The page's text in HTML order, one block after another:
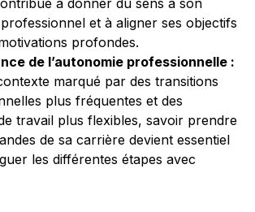
à donner du sens à son
et à aligner ses objectifs
profondes.
de l’autonomie professionnelle :
marqué par des transitions
plus fréquentes et des
travail plus flexibles, savoir prendre
de sa carrière devient essentiel
les différentes étapes avec